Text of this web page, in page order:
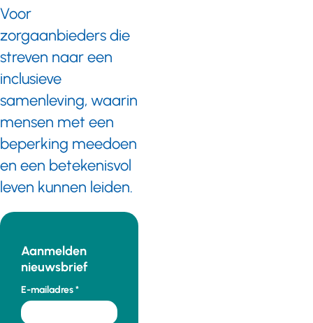
Voor
zorgaanbieders die
streven naar een
inclusieve
samenleving, waarin
mensen met een
beperking meedoen
en een betekenisvol
leven kunnen leiden.
Aanmelden
nieuwsbrief
E-mailadres